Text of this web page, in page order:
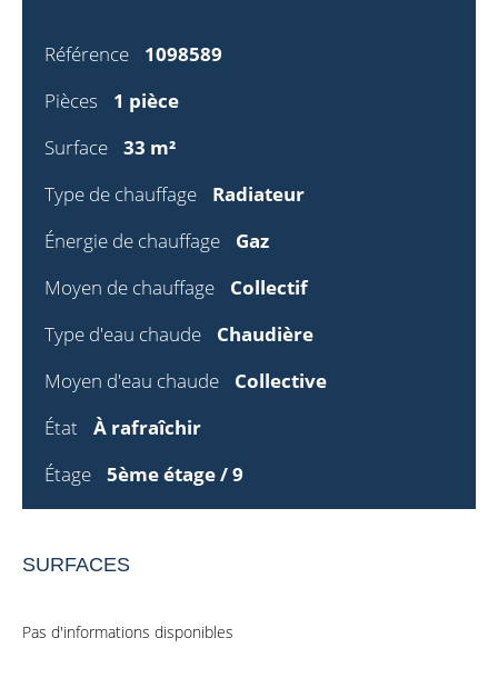
Référence
1098589
Pièces
1 pièce
Surface
33 m²
Type de chauffage
Radiateur
Énergie de chauffage
Gaz
Moyen de chauffage
Collectif
Type d'eau chaude
Chaudière
Moyen d'eau chaude
Collective
État
À rafraîchir
Étage
5ème étage / 9
SURFACES
Pas d'informations disponibles